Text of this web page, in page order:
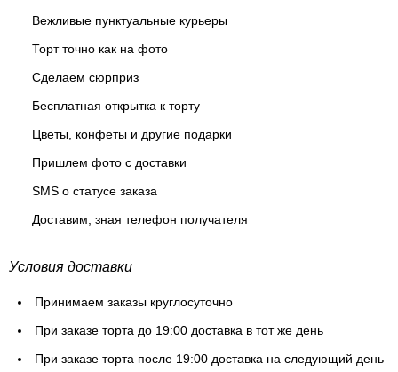
Вежливые пунктуальные курьеры
Торт точно как на фото
Сделаем сюрприз
Бесплатная открытка к торту
Цветы, конфеты и другие подарки
Пришлем фото с доставки
SMS о статусе заказа
Доставим, зная телефон получателя
Условия доставки
Принимаем заказы круглосуточно
При заказе торта до 19:00 доставка в тот же день
При заказе торта после 19:00 доставка на следующий день